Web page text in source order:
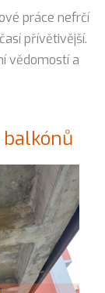
práce nefrčí
přívětivější.
vědomostí a
balkónů